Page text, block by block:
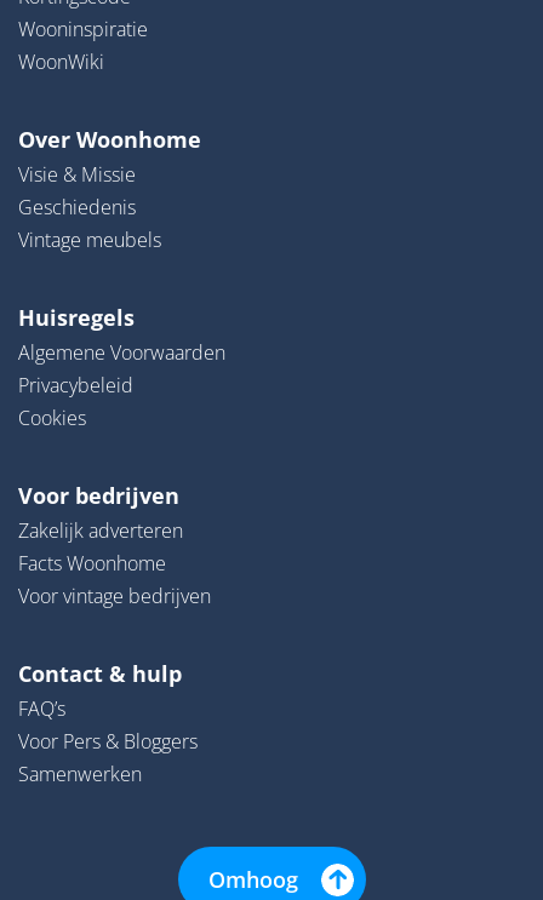
Wooninspiratie
WoonWiki
Over Woonhome
Visie & Missie
Geschiedenis
Vintage meubels
Huisregels
Algemene Voorwaarden
Privacybeleid
Cookies
Voor bedrijven
Zakelijk adverteren
Facts Woonhome
Voor vintage bedrijven
Contact & hulp
FAQ’s
Voor Pers & Bloggers
Samenwerken
Omhoog